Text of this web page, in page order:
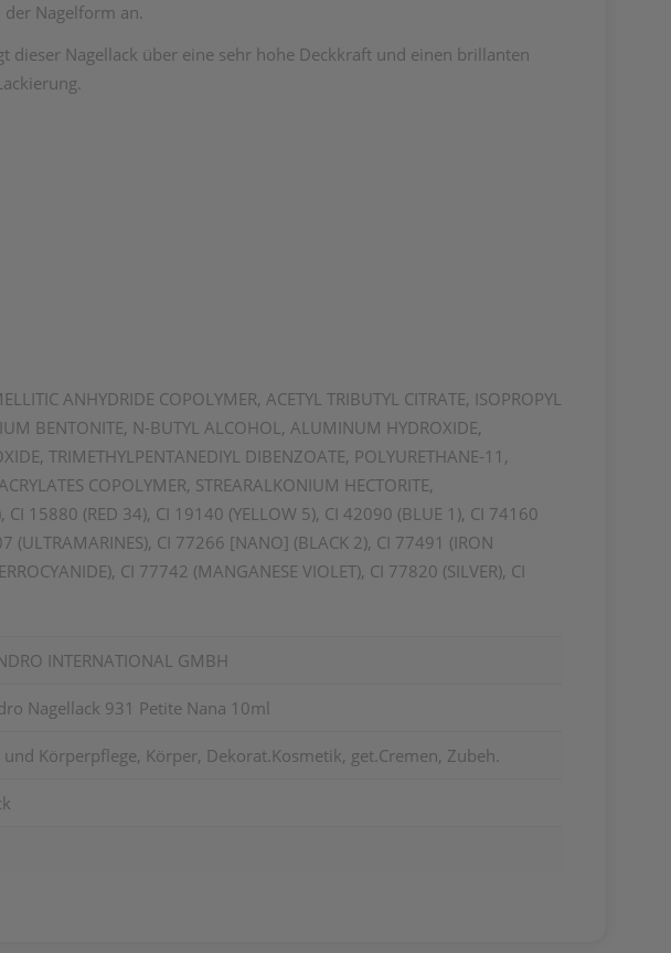
der Nagelform an.
Nagellack über eine sehr hohe Deckkraft und einen brillanten
ANHYDRIDE COPOLYMER, ACETYL TRIBUTYL CITRATE, ISOPROPYL
BENTONITE, N-BUTYL ALCOHOL, ALUMINUM HYDROXIDE,
TRIMETHYLPENTANEDIYL DIBENZOATE, POLYURETHANE-11,
COPOLYMER, STREARALKONIUM HECTORITE,
15880 (RED 34), CI 19140 (YELLOW 5), CI 42090 (BLUE 1), CI 74160
(ULTRAMARINES), CI 77266 [NANO] (BLACK 2), CI 77491 (IRON
CI 77742 (MANGANESE VIOLET), CI 77820 (SILVER), CI
INTERNATIONAL GMBH
Nagellack 931 Petite Nana 10ml
und Körperpflege, Körper, Dekorat.Kosmetik, get.Cremen, Zubeh.